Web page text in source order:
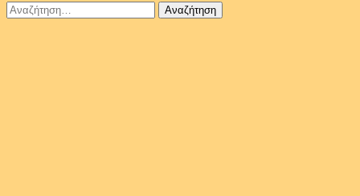
Αναζήτηση
για: